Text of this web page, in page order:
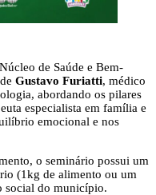
de Saúde e Bem-
Gustavo Furiatti, médico
abordando os pilares
especialista em família e
emocional e nos
o seminário possui um
(1kg de alimento ou um
social do município.